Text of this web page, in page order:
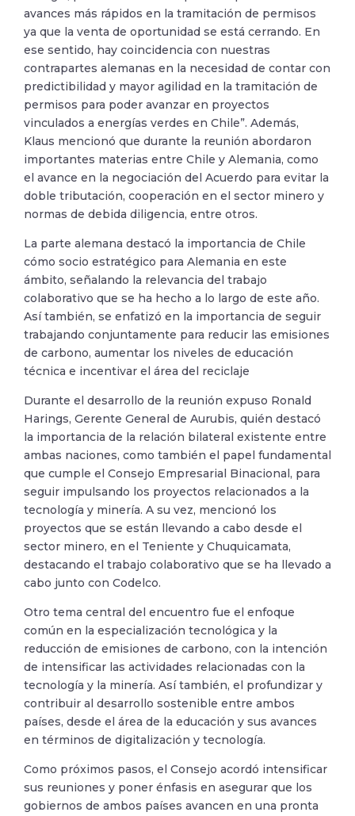
avances más rápidos en la tramitación de permisos
ya que la venta de oportunidad se está cerrando. En
ese sentido, hay coincidencia con nuestras
contrapartes alemanas en la necesidad de contar con
predictibilidad y mayor agilidad en la tramitación de
permisos para poder avanzar en proyectos
vinculados a energías verdes en Chile”. Además,
Klaus mencionó que durante la reunión abordaron
importantes materias entre Chile y Alemania, como
el avance en la negociación del Acuerdo para evitar la
doble tributación, cooperación en el sector minero y
normas de debida diligencia, entre otros.
La parte alemana destacó la importancia de Chile
cómo socio estratégico para Alemania en este
ámbito, señalando la relevancia del trabajo
colaborativo que se ha hecho a lo largo de este año.
Así también, se enfatizó en la importancia de seguir
trabajando conjuntamente para reducir las emisiones
de carbono, aumentar los niveles de educación
técnica e incentivar el área del reciclaje
Durante el desarrollo de la reunión expuso Ronald
Harings, Gerente General de Aurubis, quién destacó
la importancia de la relación bilateral existente entre
ambas naciones, como también el papel fundamental
que cumple el Consejo Empresarial Binacional, para
seguir impulsando los proyectos relacionados a la
tecnología y minería. A su vez, mencionó los
proyectos que se están llevando a cabo desde el
sector minero, en el Teniente y Chuquicamata,
destacando el trabajo colaborativo que se ha llevado a
cabo junto con Codelco.
Otro tema central del encuentro fue el enfoque
común en la especialización tecnológica y la
reducción de emisiones de carbono, con la intención
de intensificar las actividades relacionadas con la
tecnología y la minería. Así también, el profundizar y
contribuir al desarrollo sostenible entre ambos
países, desde el área de la educación y sus avances
en términos de digitalización y tecnología.
Como próximos pasos, el Consejo acordó intensificar
sus reuniones y poner énfasis en asegurar que los
gobiernos de ambos países avancen en una pronta